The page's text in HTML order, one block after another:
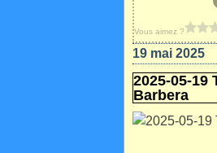
Vous aimez ?
19 mai 2025
2025-05-19
Barbera